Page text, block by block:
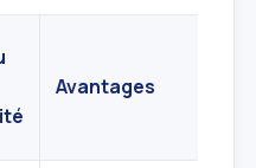
Avantages